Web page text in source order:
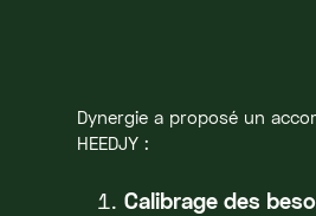
Dynergie a proposé un
HEEDJY :
Calibrage des